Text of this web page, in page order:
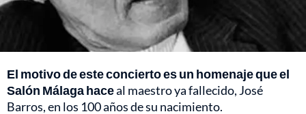
El motivo de este concierto es un homenaje que el
Salón Málaga haceal maestro ya fallecido, José
Barros, en los 100 años de su nacimiento.